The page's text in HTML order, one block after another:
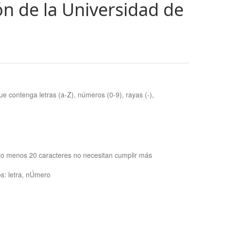
de la Universidad de
contenga letras (a-Z), números (0-9), rayas (-),
menos 20 caracteres no necesitan cumplir más
letra, nÚmero